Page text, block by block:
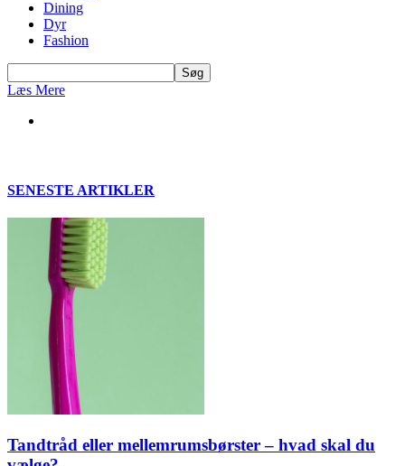
Dining
Dyr
Fashion
Læs Mere
SENESTE ARTIKLER
Tandtråd eller mellemrumsbørster – hvad skal du